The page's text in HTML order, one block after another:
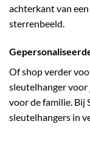
achterkant van
sterrenbeeld.
Of shop verder
sleutelhanger voor
voor de familie. Bij
sleutelhangers in